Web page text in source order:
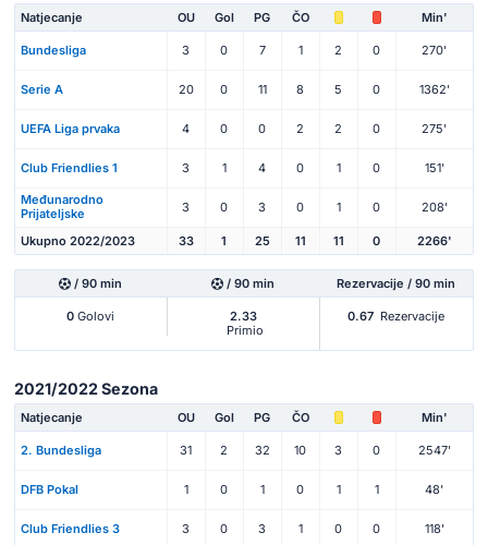
Natjecanje OU Gol PG ČO Min'
Bundesliga 3 0 7 1 2 0 270'
Serie A 20 0 11 8 5 0 1362'
UEFA Liga prvaka 4 0 0 2 2 0 275'
Club Friendlies 1 3 1 4 0 1 0 151'
Međunarodno
Prijateljske
3 0 3 0 1 0 208'
Ukupno 2022/2023 33 1 25 11 11 0 2266'
/ 90 min / 90 min Rezervacije / 90 min
0 Golovi
2.33
Primio
0.67 Rezervacije
2021/2022 Sezona
Natjecanje OU Gol PG ČO Min'
2. Bundesliga 31 2 32 10 3 0 2547'
DFB Pokal 1 0 1 0 1 1 48'
Club Friendlies 3 3 0 3 1 0 0 118'